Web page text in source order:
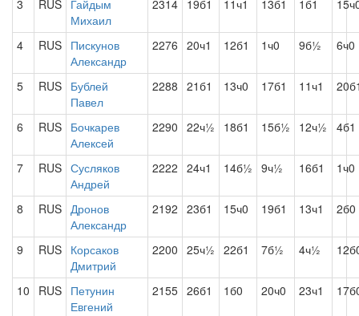
3 RUS Гайдым
Михаил
2314 19б1 11ч1 13б1 1б1
4 RUS Пискунов
Александр
2276 20ч1 12б1 1ч0 9б½ 6ч0
5 RUS Бублей
Павел
2288 21б1 13ч0 17б1 11ч1
6 RUS Бочкарев
Алексей
2290 22ч½ 18б1 15б½ 12ч½ 4б1
7 RUS Сусляков
Андрей
2222 24ч1 14б½ 9ч½ 16б1 1ч0
8 RUS Дронов
Александр
2192 23б1 15ч0 19б1 13ч1 2б0
9 RUS Корсаков
Дмитрий
2200 25ч½ 22б1 7б½ 4ч½
10 RUS Петунин
Евгений
2155 26б1 1б0 20ч0 23ч1